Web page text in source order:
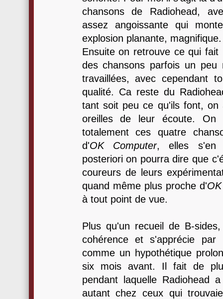
chansons de Radiohead,
assez angoissante qui
explosion planante, magnifique.
Ensuite on retrouve ce qui
des chansons parfois un peu
travaillées, avec cependant
qualité. Ca reste du
tant soit peu ce qu'ils font,
oreilles de leur écoute. On
totalement ces quatre
d'OK Computer, elles s'en
posteriori on pourra dire que
coureurs de leurs
quand même plus proche d'
à tout point de vue.
Plus qu'un recueil de B-
cohérence et s'apprécie
comme un hypothétique
six mois avant. Il fait de
pendant laquelle Radiohead
autant chez ceux qui